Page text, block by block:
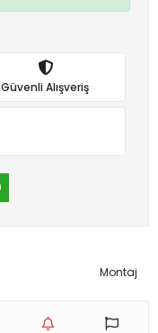
Güvenli Alışveriş
Montaj